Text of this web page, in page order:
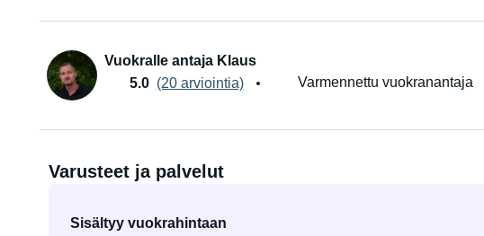
Vuokralle antaja Klaus
5.0 (20 arviointia) Varmennettu vuokranantaja
Varusteet ja palvelut
Sisältyy vuokrahintaan